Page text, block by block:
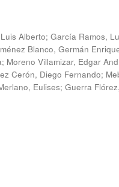
Alberto; García Ramos,
Blanco, Germán
; Moreno Villamizar, Edgar
Cerón, Diego Fernando;
Eulises; Guerra